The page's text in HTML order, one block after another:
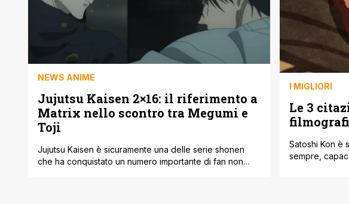
NEWS ANIME
Jujutsu Kaisen 2×16: il riferimento a
Matrix nello scontro tra Megumi e
Toji
Jujutsu Kaisen è sicuramente una delle serie shonen
che ha conquistato un numero importante di fan non
I MIGLIORI
Le 3
Satoshi Kon è
sempre,